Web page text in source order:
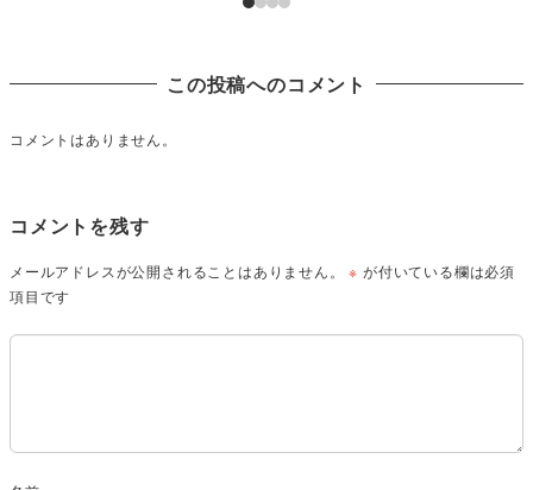
この投稿へのコメント
コメントはありません。
コメントを残す
メールアドレスが公開されることはありません。 ※ が付いている欄は必須
項目です